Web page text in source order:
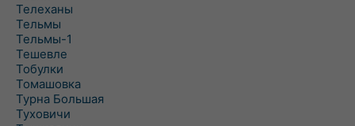
Телеханы
Тельмы
Тельмы-1
Тешевле
Тобулки
Томашовка
Турна Большая
Туховичи